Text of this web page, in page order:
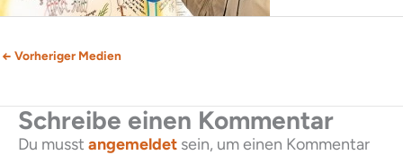
← Vorheriger Medien
Schreibe einen Kommentar
Du musst angemeldet sein, um einen Kommentar